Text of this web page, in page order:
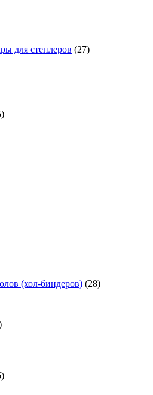
для степлеров (27)
(хол-биндеров) (28)